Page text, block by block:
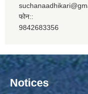
फोन::
9842683356
Notices